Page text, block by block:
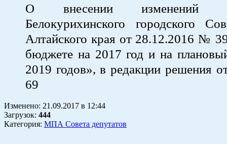
О внесении изменений
Белокурихинского городского
Алтайского края от 28.12.2016 №
бюджете на 2017 год и на
2019 годов», в редакции решения
69
Изменено: 21.09.2017 в 12:44
Загрузок: 444
Категория: МПА Совета депутатов